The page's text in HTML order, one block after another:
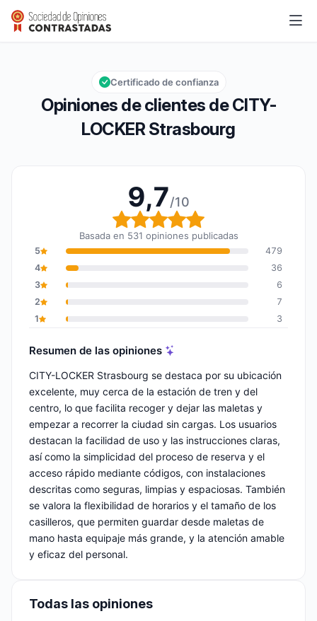
CITY-LOCKER Strasbourg
Calificación global: 9,7 de 10
9,7/10
Opiniones de clientes de CITY-
LOCKER Strasbourg
Certificado de confianza
9,7/10
Calificación global: 9,7
Basada en 531 opiniones publicadas
5
479
4
36
3
6
2
7
1
3
Resumen de las opiniones
CITY-LOCKER Strasbourg se destaca por su ubicación
excelente, muy cerca de la estación de tren y del
centro, lo que facilita recoger y dejar las maletas y
empezar a recorrer la ciudad sin cargas. Los usuarios
destacan la facilidad de uso y las instrucciones claras,
así como la simplicidad del proceso de reserva y el
acceso rápido mediante códigos, con instalaciones
descritas como seguras, limpias y espaciosas. También
se valora la flexibilidad de horarios y el tamaño de los
casilleros, que permiten guardar desde maletas de
mano hasta equipaje más grande, y la atención amable
y eficaz del personal.
Todas las opiniones